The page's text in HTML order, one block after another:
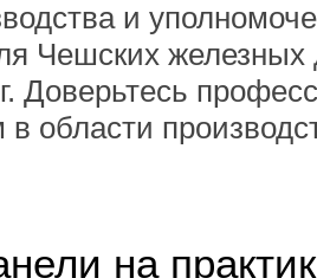
и
Чешских железных
Доверьтесь
области
на